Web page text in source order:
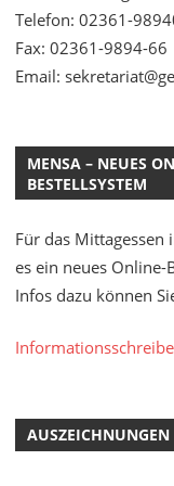
Telefon: 02361-
Fax: 02361-9894-66
Email:
MENSA – NEUES
BESTELLSYSTEM
Für das Mittagessen
es ein neues Online-
Infos dazu können
AUSZEICHNUNGEN